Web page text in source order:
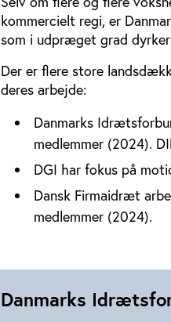
kommercielt regi, er
som i udpræget grad
Der er flere store
deres arbejde:
Danmarks
medlemmer (2024).
DGI har fokus på
Dansk Firmaidræt
medlemmer (2024).
Danmarks